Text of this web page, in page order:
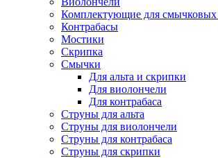
Комплектующие для смычковых
Контрабасы
Мостики
Скрипка
Смычки
Для альта и скрипки
Для виолончели
Для контрабаса
Струны для альта
Струны для виолончели
Струны для контрабаса
Струны для скрипки